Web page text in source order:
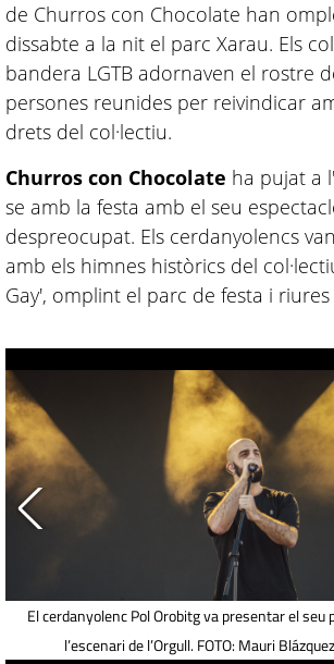
de Churros con Chocolate han
dissabte a la nit el parc Xarau. Els
bandera LGTB adornaven el rostre
persones reunides per reivindicar
drets del col·lectiu.
Churros con Chocolate ha pujat a
se amb la festa amb el seu
despreocupat. Els cerdanyolencs
amb els himnes històrics del
Gay', omplint el parc de festa i
El cerdanyolenc Pol Orobitg va presentar el seu
l’escenari de l’Orgull. FOTO: Mauri